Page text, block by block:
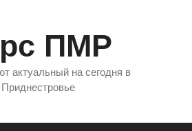
ПМР
актуальный на сегодня в
Приднестровье